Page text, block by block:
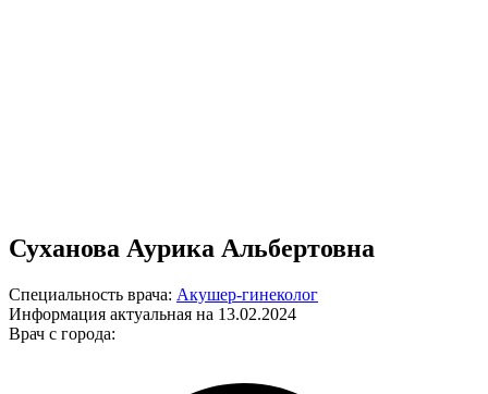
Суханова Аурика Альбертовна
Специальность врача: Акушер-гинеколог
Информация актуальная на 13.02.2024
Врач с города: